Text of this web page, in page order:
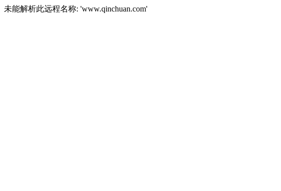
未能解析此远程名称: 'www.qinchuan.com'